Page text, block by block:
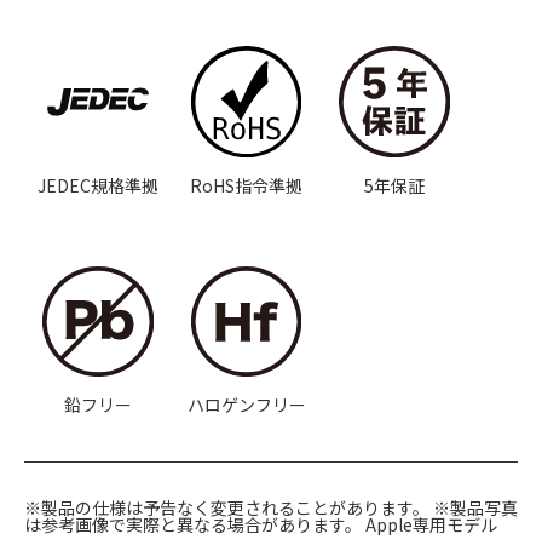
JEDEC規格準拠 RoHS指令準拠 5年保証
鉛フリー ハロゲンフリー
※製品の仕様は予告なく変更されることがあります。 ※製品写真
は参考画像で実際と異なる場合があります。 Apple専用モデル